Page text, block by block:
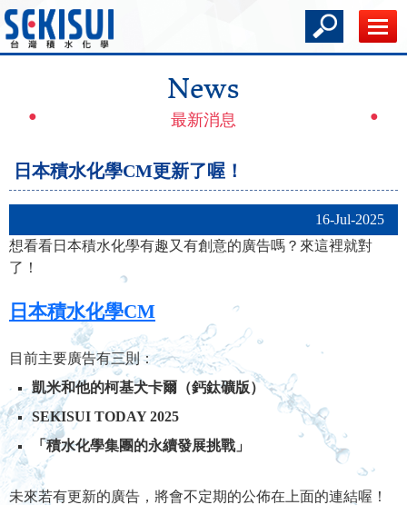
News
最新消息
日本積水化學CM更新了喔！
16-Jul-2025
想看看日本積水化學有趣又有創意的廣告嗎？來這裡就對
了！
日本積水化學CM
目前主要廣告有三則：
凱米和他的柯基犬卡爾（鈣鈦礦版）
SEKISUI TODAY 2025
「積水化學集團的永續發展挑戰」
未來若有更新的廣告，將會不定期的公佈在上面的連結喔！